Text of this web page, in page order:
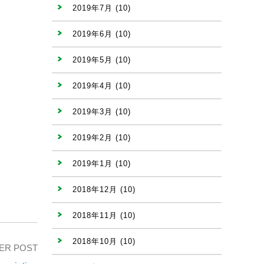
POST
2019年7月 (10)
2019年6月 (10)
2019年5月 (10)
2019年4月 (10)
2019年3月 (10)
2019年2月 (10)
2019年1月 (10)
2018年12月 (10)
2018年11月 (10)
2018年10月 (10)